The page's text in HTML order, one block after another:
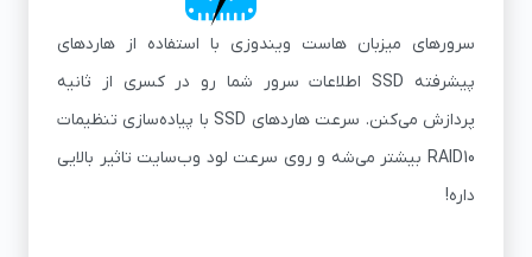
سرورهای میزبان هاست ویندوزی با استفاده از هاردهای
پیشرفته SSD اطلاعات سرور شما رو در کسری از ثانیه
پردازش می‌کنن. سرعت هاردهای SSD با پیاده‌سازی تنظیمات
RAID10 بیشتر می‌شه و روی سرعت لود وب‌سایت تاثیر بالایی
داره!